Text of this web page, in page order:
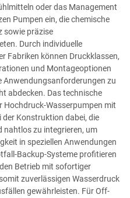
oder das Management
Pumpen ein, die chemische
sowie präzise
Durch individuelle
Fabriken können Druckklassen,
und Montageoptionen
Anwendungsanforderungen zu
abdecken. Das technische
Hochdruck-Wasserpumpen mit
Konstruktion dabei, die
nahtlos zu integrieren, um
in speziellen Anwendungen
Backup-Systeme profitieren
Betrieb mit sofortiger
zuverlässigen Wasserdruck
gewährleisten. Für Off-